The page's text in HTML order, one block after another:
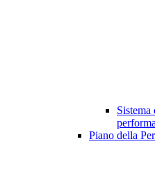
Piano della